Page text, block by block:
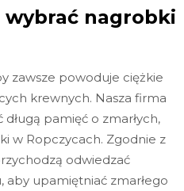
nagrobki
zawsze powoduje ciężkie
krewnych. Nasza firma
pamięć o zmarłych,
w Ropczycach. Zgodnie z
odwiedzać
aby upamiętniać zmarłego